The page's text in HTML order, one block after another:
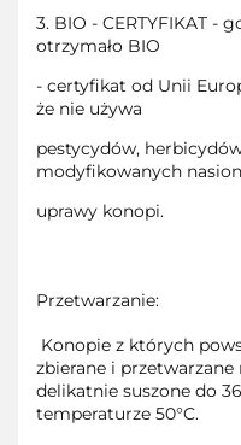
3. BIO - CERTYFIKAT
otrzymało BIO
- certyfikat od Unii
że nie używa
pestycydów,
modyfikowanych
uprawy konopi.
Przetwarzanie:
Konopie z których
zbierane i przetwarzane
delikatnie suszone do
temperaturze 50°C.